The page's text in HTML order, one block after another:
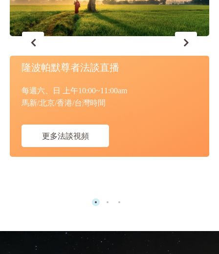
隆波帕默尊者法談直播
每週六、日 上午10:00~11:00am
馬新/北京/香港/台灣時間
更多法談視頻